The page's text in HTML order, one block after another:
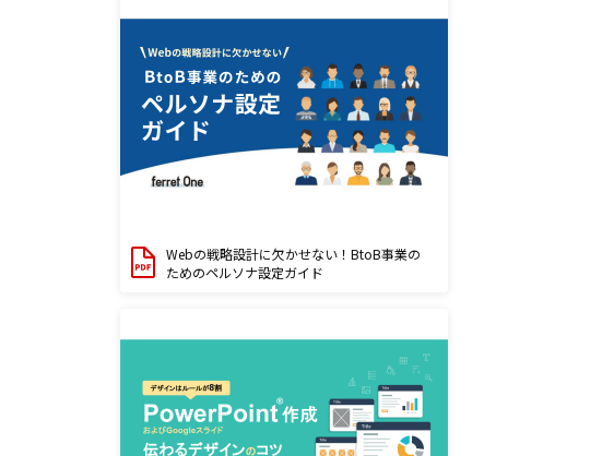
Webの戦略設計に欠かせない！BtoB事業の
ためのペルソナ設定ガイド